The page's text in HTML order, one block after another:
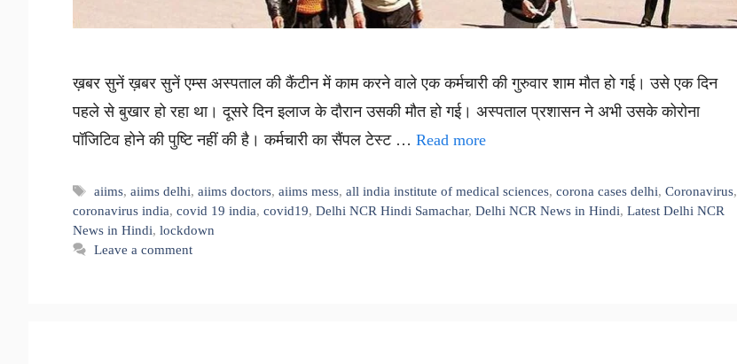
ख़बर सुनें ख़बर सुनें एम्स अस्पताल की कैंटीन में काम करने वाले एक कर्मचारी की गुरुवार शाम मौत हो गई। उसे एक दिन
पहले से बुखार हो रहा था। दूसरे दिन इलाज के दौरान उसकी मौत हो गई। अस्पताल प्रशासन ने अभी उसके कोरोना
पॉजिटिव होने की पुष्टि नहीं की है। कर्मचारी का सैंपल टेस्ट … Read more
Tags
aiims,aiims delhi,aiims doctors,aiims mess,all india institute of medical sciences,corona cases delhi,Coronavirus,
coronavirus india, covid 19 india, covid19, Delhi NCR Hindi Samachar, Delhi NCR News in Hindi, Latest Delhi NCR
News in Hindi, lockdown
Leave a comment